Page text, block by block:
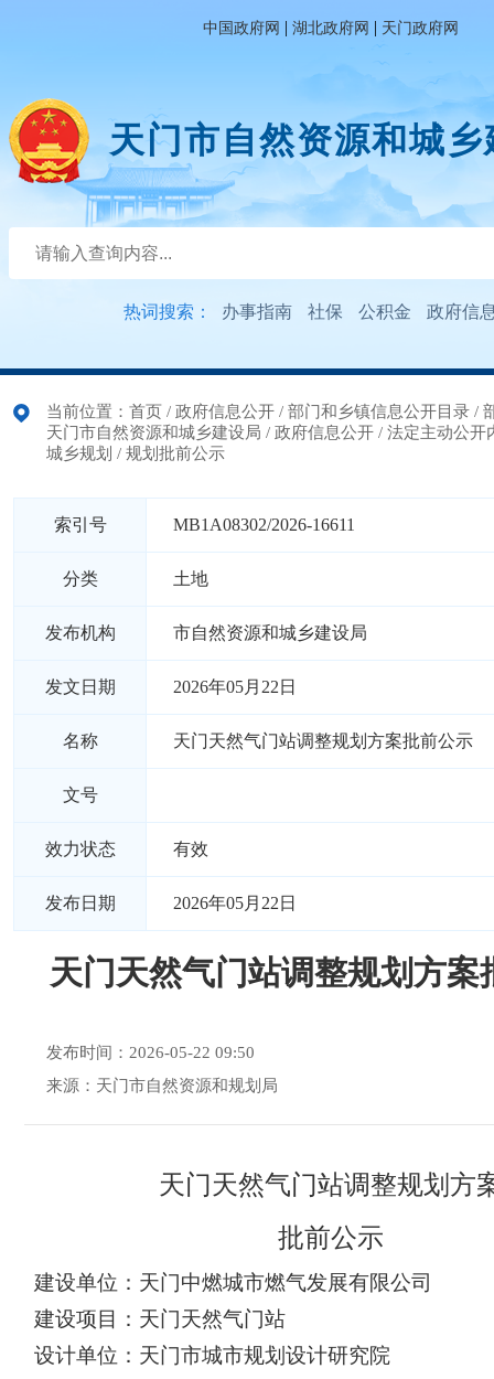
中国政府网 | 湖北政府网 | 天门政府网
天门市自然资源和城
热词搜索： 办事指南 社保 公积金 政府信
当前位置： 首页 / 政府信息公开 / 部门和乡镇信息公开目录 /
天门市自然资源和城乡建设局 / 政府信息公开 / 法定主动公开
城乡规划 / 规划批前公示
索引号 MB1A08302/2026-16611
分类 土地
发布机构 市自然资源和城乡建设局
发文日期 2026年05月22日
名称 天门天然气门站调整规划方案批前公示
文号
效力状态 有效
发布日期 2026年05月22日
天门天然气门站调整规划方案
发布时间：2026-05-22 09:50
来源：天门市自然资源和规划局
天门天然气门站调整规划方
批前公示
建设单位： 天门中燃城市燃气发展有限公司
建设项目： 天门天然气门站
设计单位：天门市城市规划设计研究院